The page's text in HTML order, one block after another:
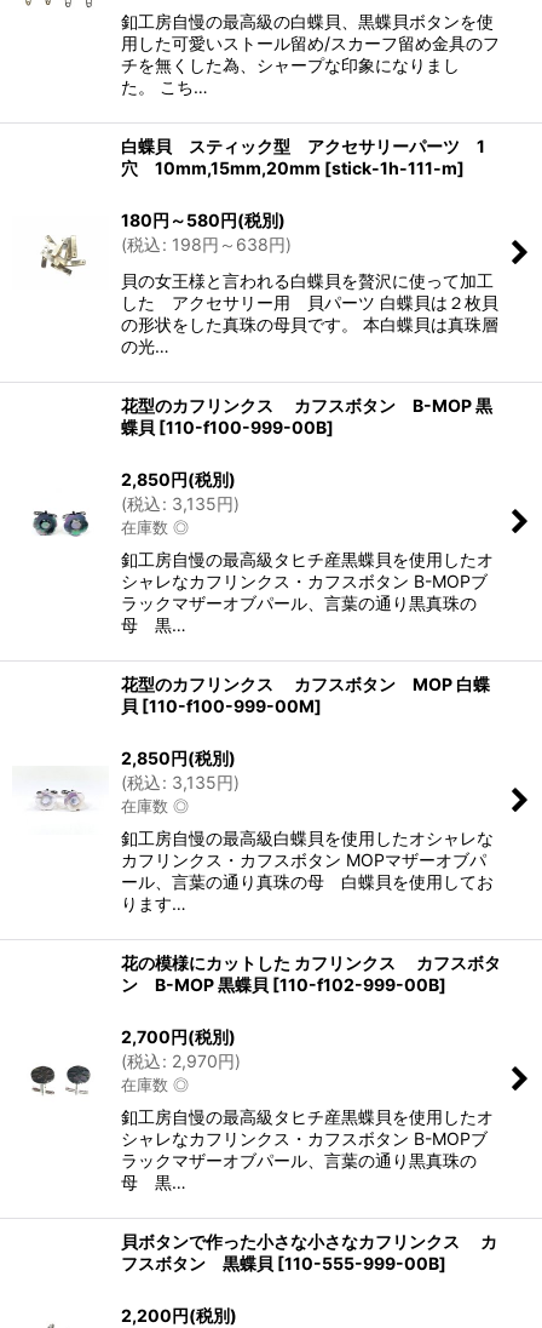
釦工房自慢の最高級の白蝶貝、黒蝶貝ボタンを使
用した可愛いストール留め/スカーフ留め金具のフ
チを無くした為、シャープな印象になりまし
た。 こち…
白蝶貝 スティック型 アクセサリーパーツ 1
穴 10mm,15mm,20mm [stick-1h-111-m]
180円 ～580円(税別)
(税込: 198円 ～638円)
貝の女王様と言われる白蝶貝を贅沢に使って加工
した アクセサリー用 貝パーツ 白蝶貝は２枚貝
の形状をした真珠の母貝です。 本白蝶貝は真珠層
の光…
花型のカフリンクス カフスボタン B-MOP 黒
蝶貝 [110-f100-999-00B]
2,850円(税別)
(税込: 3,135円)
在庫数 ◎
釦工房自慢の最高級タヒチ産黒蝶貝を使用したオ
シャレなカフリンクス・カフスボタン B-MOPブ
ラックマザーオブパール、言葉の通り黒真珠の
母 黒…
花型のカフリンクス カフスボタン MOP 白蝶
貝 [110-f100-999-00M]
2,850円(税別)
(税込: 3,135円)
在庫数 ◎
釦工房自慢の最高級白蝶貝を使用したオシャレな
カフリンクス・カフスボタン MOPマザーオブパ
ール、言葉の通り真珠の母 白蝶貝を使用してお
ります…
花の模様にカットした カフリンクス カフスボタ
ン B-MOP 黒蝶貝 [110-f102-999-00B]
2,700円(税別)
(税込: 2,970円)
在庫数 ◎
釦工房自慢の最高級タヒチ産黒蝶貝を使用したオ
シャレなカフリンクス・カフスボタン B-MOPブ
ラックマザーオブパール、言葉の通り黒真珠の
母 黒…
貝ボタンで作った小さな小さなカフリンクス カ
フスボタン 黒蝶貝 [110-555-999-00B]
2,200円(税別)